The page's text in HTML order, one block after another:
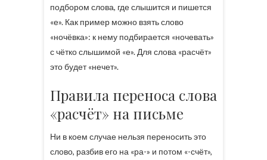
подбором слова, где слышится и пишется
«е». Как пример можно взять слово
«ночёвка»: к нему подбирается «ночевать»
с чётко слышимой «е». Для слова «расчёт»
это будет «нечет».
Правила переноса слова
«расчёт» на письме
Ни в коем случае нельзя переносить это
слово, разбив его на «ра-» и потом «-счёт»,